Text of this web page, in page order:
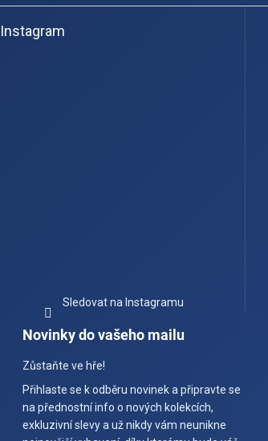
á
pInstagram
Sledovat na Instagramu
Novinky do vašeho mailu
Zůstaňte ve hře!
Přihlaste se k odběru novinek a připravte se
na přednostní info o nových kolekcích,
exkluzivní slevy a už nikdy vám neunikne